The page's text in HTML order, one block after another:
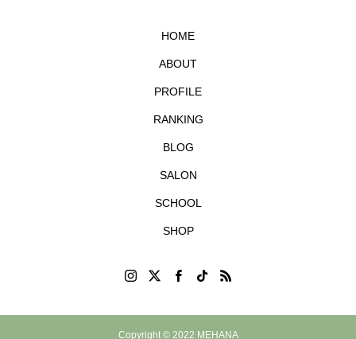
HOME
ABOUT
PROFILE
RANKING
BLOG
SALON
SCHOOL
SHOP
Copyright © 2022 MEHANA